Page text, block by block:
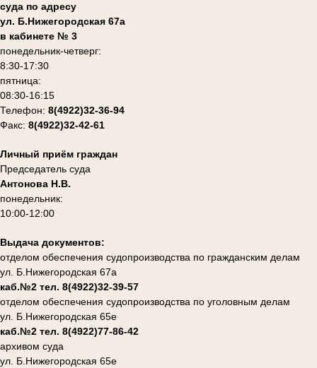
суда по адресу
ул. Б.Нижегородская 67а
в кабинете № 3
понедельник-четверг:
8:30-17:30
пятница:
08:30-16:15
Телефон: 8(4922)32-36-94
Факс: 8(4922)32-42-61
Личный приём граждан
Председатель суда
Антонова Н.В.
понедельник:
10:00-12:00
Выдача документов:
отделом обеспечения судопроизводства по гражданским делам
ул. Б.Нижегородская 67а
каб.№2 тел. 8(4922)32-39-57
отделом обеспечения судопроизводства по уголовным делам
ул. Б.Нижегородская 65е
каб.№2 тел. 8(4922)77-86-42
архивом суда
ул. Б.Нижегородская 65е